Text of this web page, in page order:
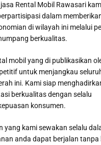
Rental Mobil Rawasari
dalam
di wilayah ini melalui
berkualitas.
mobil yang di publikasikan
untuk menjangkau
ini. Kami siap
berkualitas dengan selalu
konsumen.
yang kami sewakan selalu
anda dapat berjalan tanpa